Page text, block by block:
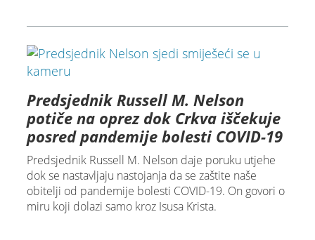
Predsjednik Russell M. Nelson
potiče na oprez dok Crkva iščekuje
posred pandemije bolesti COVID-19
Predsjednik Russell M. Nelson daje poruku utjehe
dok se nastavljaju nastojanja da se zaštite naše
obitelji od pandemije bolesti COVID-19. On govori o
miru koji dolazi samo kroz Isusa Krista.